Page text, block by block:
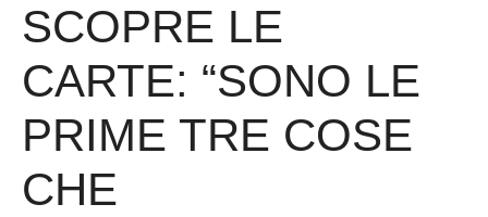
SCOPRE LE
CARTE: “SONO LE
PRIME TRE COSE
CHE